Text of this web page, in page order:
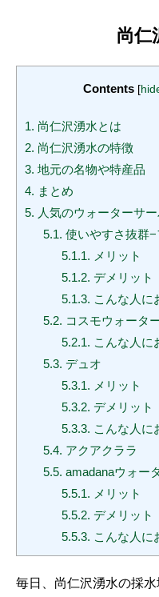
尚仁
Contents [
1. 尚仁沢湧水とは
2. 尚仁沢湧水の特徴
3. 地元の名物や特産品
4. まとめ
5. 人気のウォーターサ
5.1. 使いやすさ抜群
5.1.1. メリット
5.1.2. デメリット
5.1.3. こんな人に
5.2. コスモウォータ
5.2.1. こんな人に
5.3. デュオ
5.3.1. メリット
5.3.2. デメリット
5.3.3. こんな人に
5.4. アクアクララ
5.5. amadanaウォー
5.5.1. メリット
5.5.2. デメリット
5.5.3. こんな人に
毎日、尚仁沢湧水の採